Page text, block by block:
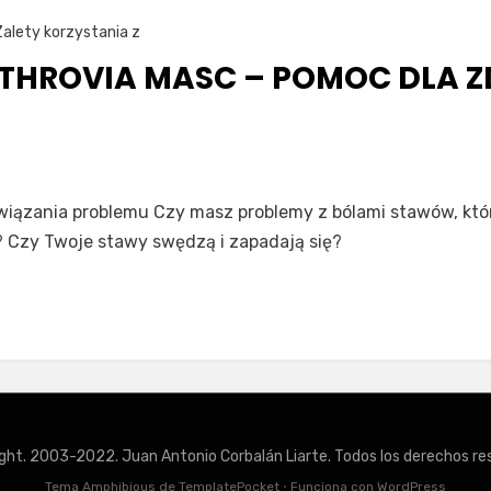
korzystania z
MASC – POMOC DLA
problemu Czy masz problemy z bólami stawów,
Twoje stawy swędzą i zapadają się?
2003-2022. Juan Antonio Corbalán Liarte. Todos los derechos
Tema Amphibious de TemplatePocket ⋅ Funciona con WordPress